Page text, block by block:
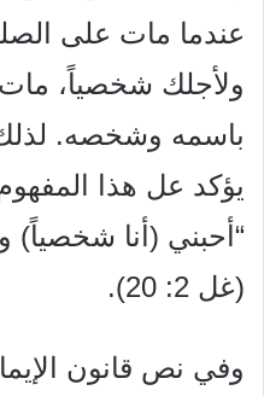
عندما مات على
ولأجلك شخصياً،
باسمه وشخصه.
يؤكد عل هذا
“أحبني (أنا شخصياً)
(غل 2: 20).
وفي نص قانون